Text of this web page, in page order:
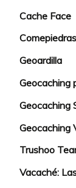
Cache Face
Geoardilla
Geocaching
Geocaching
Geocaching
Trushoo
Vacaché: